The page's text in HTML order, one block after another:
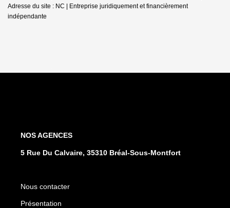
Adresse du site : NC | Entreprise juridiquement et financièrement
indépendante
NOS AGENCES
5 Rue Du Calvaire, 35310 Bréal-Sous-Montfort
Nous contacter
Présentation